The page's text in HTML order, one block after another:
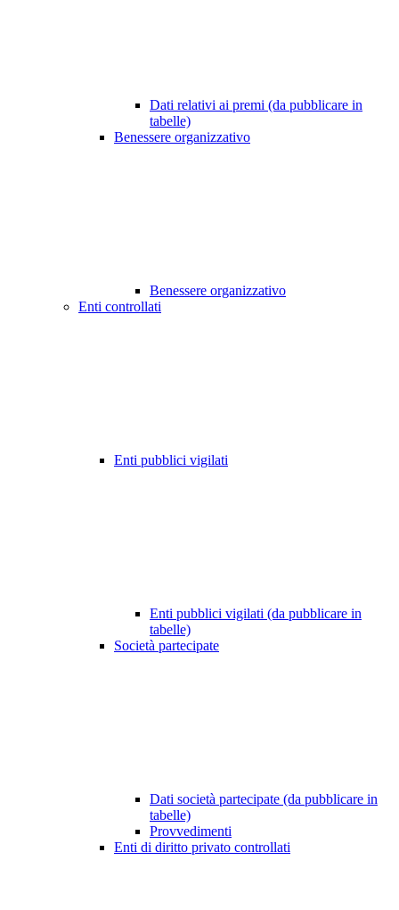
Dati relativi ai premi (da pubblicare in
tabelle)
Benessere organizzativo
Benessere organizzativo
Enti controllati
Enti pubblici vigilati
Enti pubblici vigilati (da pubblicare in
tabelle)
Società partecipate
Dati società partecipate (da pubblicare in
tabelle)
Provvedimenti
Enti di diritto privato controllati